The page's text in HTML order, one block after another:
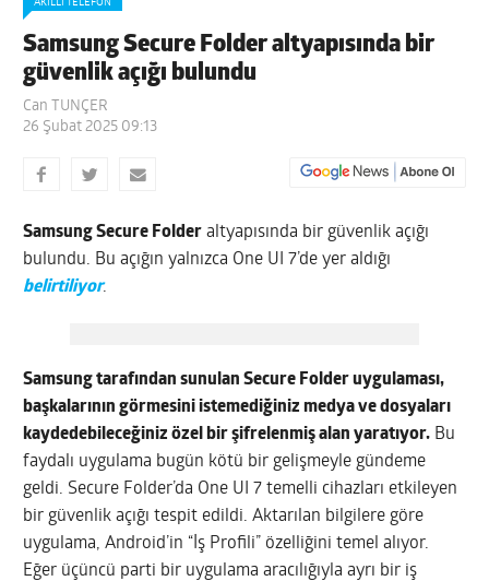
AKILLI TELEFON
Samsung Secure Folder altyapısında bir
güvenlik açığı bulundu
Can TUNÇER
26 Şubat 2025 09:13
Samsung Secure Folder altyapısında bir güvenlik açığı
bulundu. Bu açığın yalnızca One UI 7’de yer aldığı
belirtiliyor.
Samsung tarafından sunulan Secure Folder uygulaması,
başkalarının görmesini istemediğiniz medya ve dosyaları
kaydedebileceğiniz özel bir şifrelenmiş alan yaratıyor. Bu
faydalı uygulama bugün kötü bir gelişmeyle gündeme
geldi. Secure Folder’da One UI 7 temelli cihazları etkileyen
bir güvenlik açığı tespit edildi. Aktarılan bilgilere göre
uygulama, Android’in “İş Profili” özelliğini temel alıyor.
Eğer üçüncü parti bir uygulama aracılığıyla ayrı bir iş